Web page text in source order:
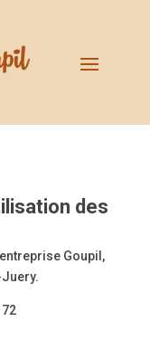
des
Goupil,
.
72